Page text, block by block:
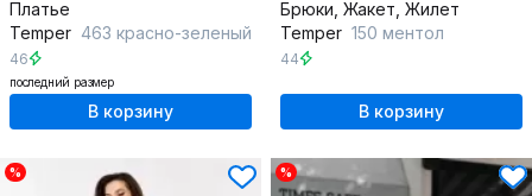
Платье
Temper 463 красно-зеленый
46
последний размер
В корзину
Брюки, Жакет, Жилет
Temper 150 ментол
44
В корзину
% %